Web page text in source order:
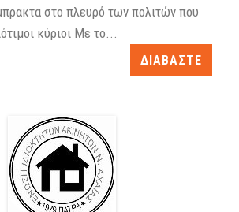
στο πλευρό των πολιτών που
κύριοι Με το...
ΔΙΑΒΑΣΤΕ